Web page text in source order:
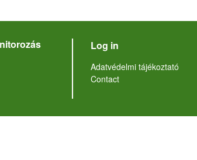
User account menu
Log in
Lábléc
Adatvédelmi tájékoztató
Contact